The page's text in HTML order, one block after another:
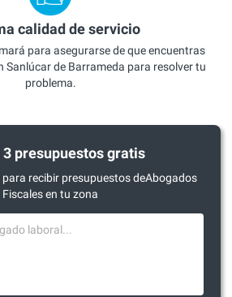
calidad de servicio
para asegurarse de que encuentras
Sanlúcar de Barrameda para resolver tu
problema.
3 presupuestos gratis
para recibir presupuestos deAbogados
Fiscales en tu zona